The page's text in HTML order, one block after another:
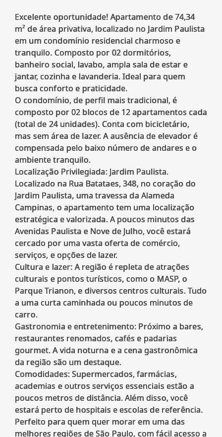
Excelente oportunidade! Apartamento de 74,34
m² de área privativa, localizado no Jardim Paulista
em um condomínio residencial charmoso e
tranquilo. Composto por 02 dormitórios,
banheiro social, lavabo, ampla sala de estar e
jantar, cozinha e lavanderia. Ideal para quem
busca conforto e praticidade.
O condomínio, de perfil mais tradicional, é
composto por 02 blocos de 12 apartamentos cada
(total de 24 unidades). Conta com bicicletário,
mas sem área de lazer. A ausência de elevador é
compensada pelo baixo número de andares e o
ambiente tranquilo.
Localização Privilegiada: Jardim Paulista.
Localizado na Rua Batataes, 348, no coração do
Jardim Paulista, uma travessa da Alameda
Campinas, o apartamento tem uma localização
estratégica e valorizada. A poucos minutos das
Avenidas Paulista e Nove de Julho, você estará
cercado por uma vasta oferta de comércio,
serviços, e opções de lazer.
Cultura e lazer: A região é repleta de atrações
culturais e pontos turísticos, como o MASP, o
Parque Trianon, e diversos centros culturais. Tudo
a uma curta caminhada ou poucos minutos de
carro.
Gastronomia e entretenimento: Próximo a bares,
restaurantes renomados, cafés e padarias
gourmet. A vida noturna e a cena gastronômica
da região são um destaque.
Comodidades: Supermercados, farmácias,
academias e outros serviços essenciais estão a
poucos metros de distância. Além disso, você
estará perto de hospitais e escolas de referência.
Perfeito para quem quer morar em uma das
melhores regiões de São Paulo, com fácil acesso a